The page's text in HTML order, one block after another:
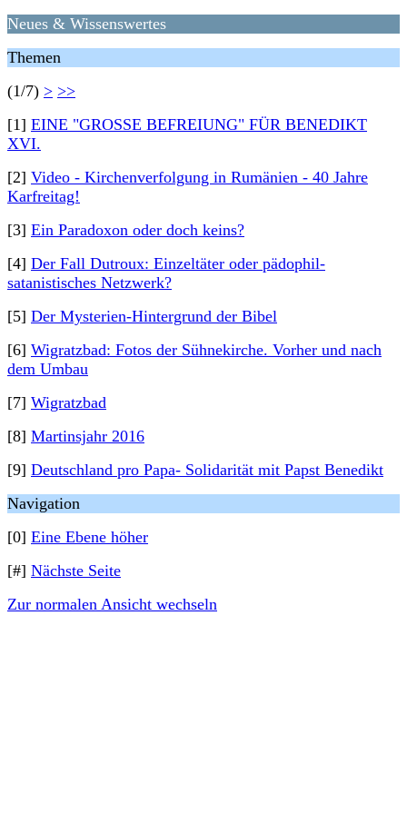
Neues & Wissenswertes
Themen
(1/7) > >>
[1] EINE "GROSSE BEFREIUNG" FÜR BENEDIKT
XVI.
[2] Video - Kirchenverfolgung in Rumänien - 40 Jahre
Karfreitag!
[3] Ein Paradoxon oder doch keins?
[4] Der Fall Dutroux: Einzeltäter oder pädophil-
satanistisches Netzwerk?
[5] Der Mysterien-Hintergrund der Bibel
[6] Wigratzbad: Fotos der Sühnekirche. Vorher und nach
dem Umbau
[7] Wigratzbad
[8] Martinsjahr 2016
[9] Deutschland pro Papa- Solidarität mit Papst Benedikt
Navigation
[0] Eine Ebene höher
[#] Nächste Seite
Zur normalen Ansicht wechseln